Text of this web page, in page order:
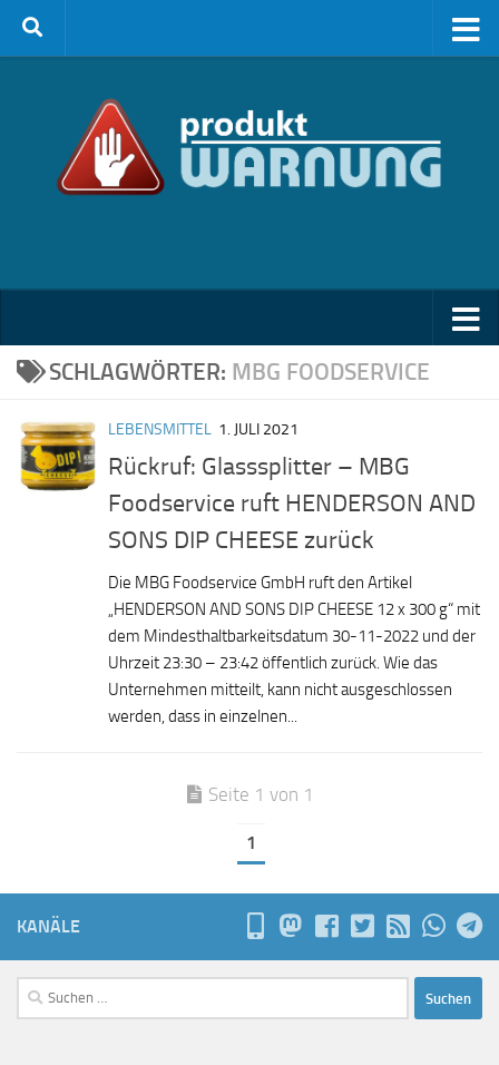
Zum Inhalt springen
SCHLAGWÖRTER: MBG FOODSERVICE
LEBENSMITTEL 1. JULI 2021
Rückruf: Glasssplitter – MBG
Foodservice ruft HENDERSON AND
SONS DIP CHEESE zurück
Die MBG Foodservice GmbH ruft den Artikel
„HENDERSON AND SONS DIP CHEESE 12 x 300 g“ mit
dem Mindesthaltbarkeitsdatum 30-11-2022 und der
Uhrzeit 23:30 – 23:42 öffentlich zurück. Wie das
Unternehmen mitteilt, kann nicht ausgeschlossen
werden, dass in einzelnen...
Seite 1 von 1
1
KANÄLE
Suchen
nach: